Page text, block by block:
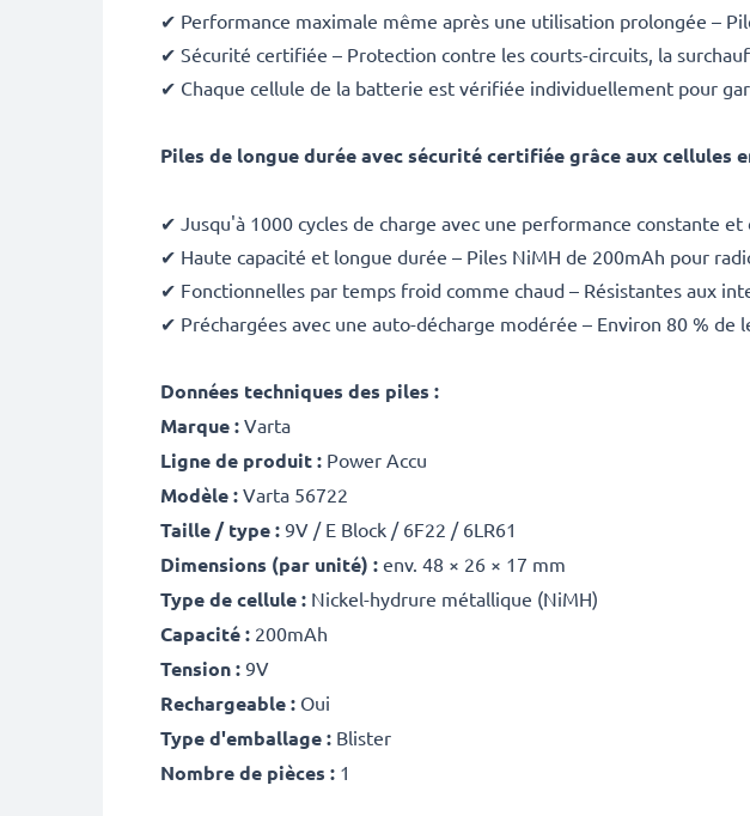
✔ Performance maximale même après une utilisation prolongée –
✔ Sécurité certifiée – Protection contre les courts-circuits, la
✔ Chaque cellule de la batterie est vérifiée individuellement pour
Piles de longue durée avec sécurité certifiée grâce aux
✔ Jusqu'à 1000 cycles de charge avec une performance constante et
✔ Haute capacité et longue durée – Piles NiMH de 200mAh pour
✔ Fonctionnelles par temps froid comme chaud – Résistantes aux
✔ Préchargées avec une auto-décharge modérée – Environ 80 % de
Données techniques des piles :
Marque : Varta
Ligne de produit : Power Accu
Modèle : Varta 56722
Taille / type : 9V / E Block / 6F22 / 6LR61
Dimensions (par unité) : env. 48 × 26 × 17 mm
Type de cellule : Nickel-hydrure métallique (NiMH)
Capacité : 200mAh
Tension : 9V
Rechargeable : Oui
Type d'emballage : Blister
Nombre de pièces : 1